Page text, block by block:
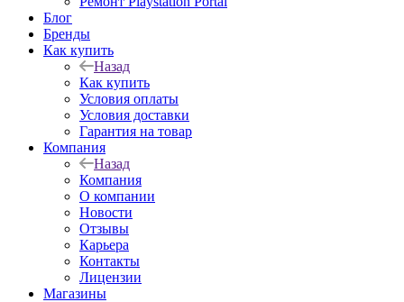
Блог
Бренды
Как купить
Назад
Как купить
Условия оплаты
Условия доставки
Гарантия на товар
Компания
Назад
Компания
О компании
Новости
Отзывы
Карьера
Контакты
Лицензии
Магазины